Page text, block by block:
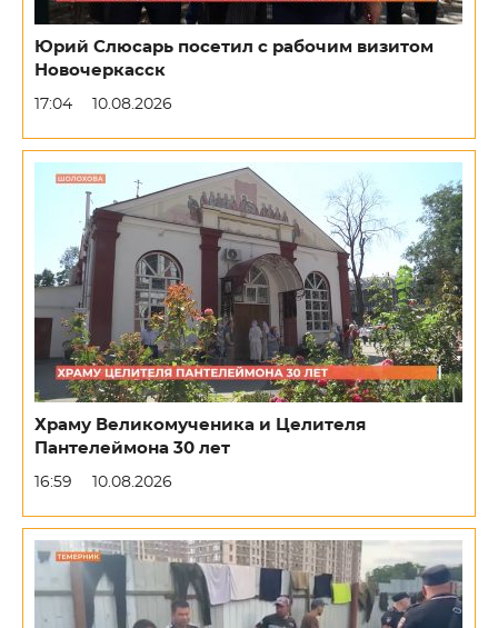
Юрий Слюсарь посетил с рабочим визитом
Новочеркасск
17:04 10.08.2026
Храму Великомученика и Целителя
Пантелеймона 30 лет
16:59 10.08.2026